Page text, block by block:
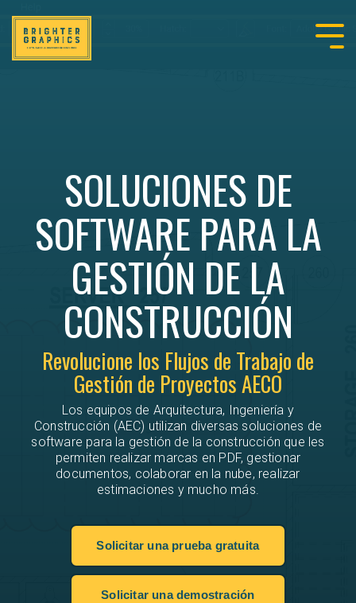
SOLUCIONES DE
SOFTWARE PARA LA
GESTIÓN DE LA
CONSTRUCCIÓN
Revolucione los Flujos de Trabajo de
Gestión de Proyectos AECO
Los equipos de Arquitectura, Ingeniería y
Construcción (AEC) utilizan diversas soluciones de
software para la gestión de la construcción que les
permiten realizar marcas en PDF, gestionar
documentos, colaborar en la nube, realizar
estimaciones y mucho más.
Solicitar una prueba gratuita
Solicitar una demostración